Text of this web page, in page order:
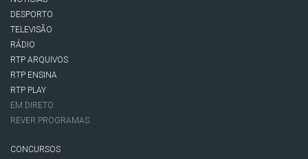
DESPORTO
TELEVISÃO
RÁDIO
RTP ARQUIVOS
RTP ENSINA
RTP PLAY
EM DIRETO
REVER PROGRAMAS
CONCURSOS